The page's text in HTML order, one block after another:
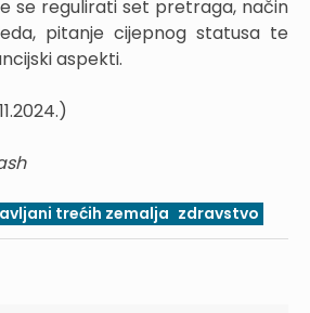
se regulirati set pretraga, način
pitanje cijepnog statusa te
aspekti.
trećih zemalja zdravstvo